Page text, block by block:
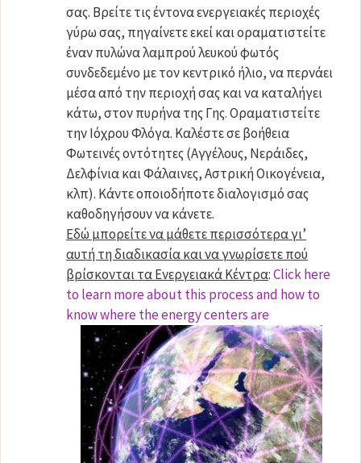
σας. Βρείτε τις έντονα ενεργειακές περιοχές
γύρω σας, πηγαίνετε εκεί και οραματιστείτε
έναν πυλώνα λαμπρού λευκού φωτός
συνδεδεμένο με τον κεντρικό ήλιο, να περνάει
μέσα από την περιοχή σας και να καταλήγει
κάτω, στον πυρήνα της Γης. Οραματιστείτε
την Ιόχρου Φλόγα. Καλέστε σε βοήθεια
Φωτεινές οντότητες (Αγγέλους, Νεράιδες,
Δελφίνια και Φάλαινες, Αστρική Οικογένεια,
κλπ). Κάντε οποιοδήποτε διαλογισμό σας
καθοδηγήσουν να κάνετε.
Εδώ μπορείτε να μάθετε περισσότερα γι’
αυτή τη διαδικασία και να γνωρίσετε πού
βρίσκονται τα Ενεργειακά Κέντρα:Click here
to learn more about this process and how to
know where the energy centers are